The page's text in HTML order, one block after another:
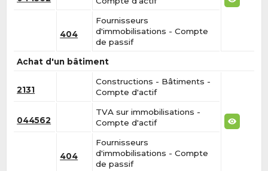
404
Fournisseurs
d'immobilisations - Compte
de passif
Achat d'un bâtiment
2131
Constructions - Bâtiments -
Compte d'actif
044562
TVA sur immobilisations -
Compte d'actif
404
Fournisseurs
d'immobilisations - Compte
de passif